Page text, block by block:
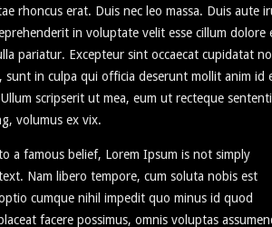
rhoncus erat. Duis nec leo massa. Duis aute
in voluptate velit esse cillum dolore
pariatur. Excepteur sint occaecat cupidatat
sunt in culpa qui officia deserunt mollit anim id
scripserit ut mea, eum ut recteque
volumus ex vix.
a famous belief, Lorem Ipsum is not simply
Nam libero tempore, cum soluta nobis est
cumque nihil impedit quo minus id quod
facere possimus, omnis voluptas